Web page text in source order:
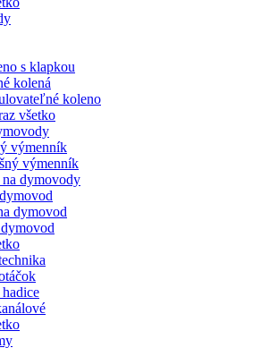
s klapkou
kolená
koleno
všetko
výmenník
výmenník
na dymovody
dymovod